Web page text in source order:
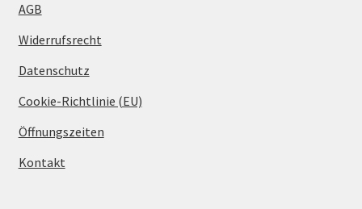
AGB
Widerrufsrecht
Datenschutz
Cookie-Richtlinie (EU)
Öffnungszeiten
Kontakt